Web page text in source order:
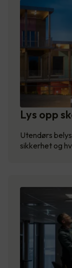
Lys opp
Utendørs
sikkerhet og